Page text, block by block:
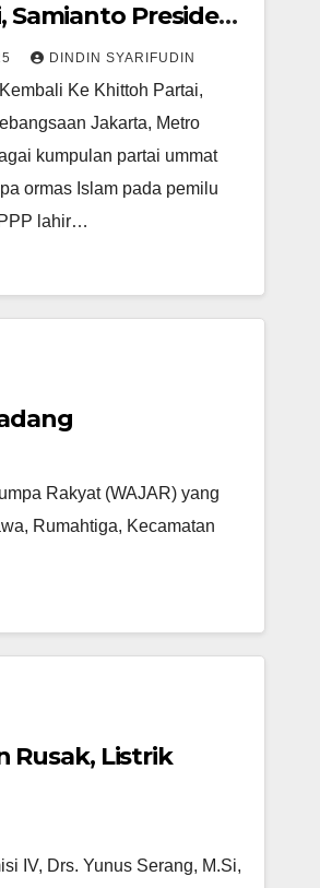
Samianto Presiden
DINDIN SYARIFUDIN
Ke Khittoh Partai,
Jakarta, Metro
kumpulan partai ummat
ormas Islam pada pemilu
lahir…
Rakyat (WAJAR) yang
Rumahtiga, Kecamatan
Rusak, Listrik
IV, Drs. Yunus Serang, M.Si,